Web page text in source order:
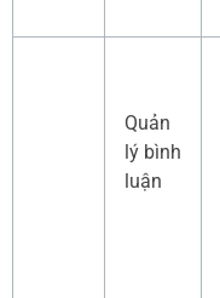
Quản
lý bình
luận